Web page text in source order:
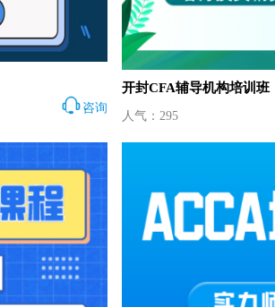
咨询
开封CFA辅导机构培训班
人气：295